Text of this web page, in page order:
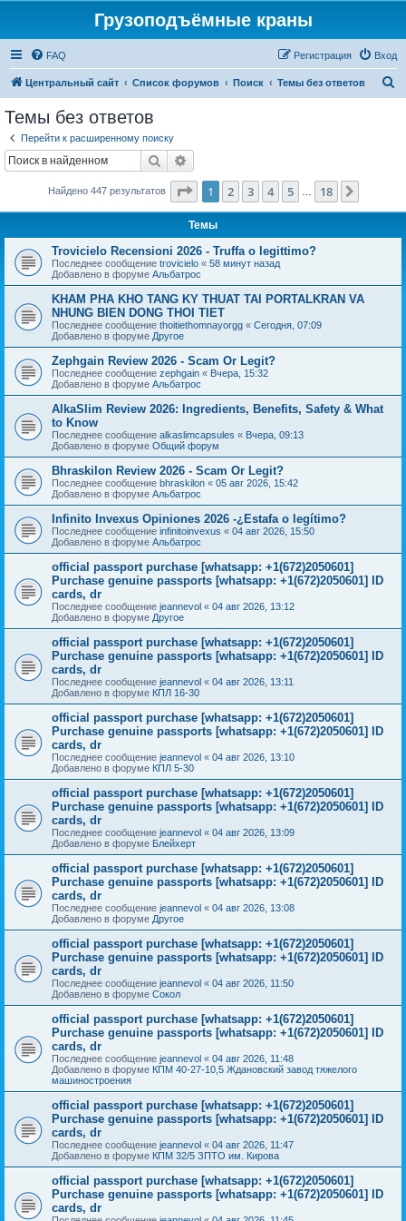
Грузоподъёмные краны
FAQ Вход
Регистрация
Центральный сайт Список форумов Поиск Темы без ответов
Темы без ответов
Перейти к расширенному поиску
Поиск
Найдено 447 результатов Страница из 18
1 2 3 4 5 18
Темы
Trovicielo Recensioni 2026 - Truffa o legittimo?
Последнее сообщение trovicielo « 58 минут назад
Добавлено в форуме Альбатрос
KHAM PHA KHO TANG KY THUAT TAI PORTALKRAN VA
NHUNG BIEN DONG THOI TIET
Последнее сообщение thoitiethomnayorgg « Сегодня, 07:09
Добавлено в форуме Другое
Zephgain Review 2026 - Scam Or Legit?
Последнее сообщение zephgain « Вчера, 15:32
Добавлено в форуме Альбатрос
AlkaSlim Review 2026: Ingredients, Benefits, Safety & What
to Know
Последнее сообщение alkaslimcapsules « Вчера, 09:13
Добавлено в форуме Общий форум
Bhraskilon Review 2026 - Scam Or Legit?
Последнее сообщение bhraskilon « 05 авг 2026, 15:42
Добавлено в форуме Альбатрос
Infinito Invexus Opiniones 2026 -¿Estafa o legítimo?
Последнее сообщение infinitoinvexus « 04 авг 2026, 15:50
Добавлено в форуме Альбатрос
official passport purchase [whatsapp: +1(672)2050601]
Purchase genuine passports [whatsapp: +1(672)2050601] ID
cards, dr
Последнее сообщение jeannevol « 04 авг 2026, 13:12
Добавлено в форуме Другое
official passport purchase [whatsapp: +1(672)2050601]
Purchase genuine passports [whatsapp: +1(672)2050601] ID
cards, dr
Последнее сообщение jeannevol « 04 авг 2026, 13:11
Добавлено в форуме КПЛ 16-30
official passport purchase [whatsapp: +1(672)2050601]
Purchase genuine passports [whatsapp: +1(672)2050601] ID
cards, dr
Последнее сообщение jeannevol « 04 авг 2026, 13:10
Добавлено в форуме КПЛ 5-30
official passport purchase [whatsapp: +1(672)2050601]
Purchase genuine passports [whatsapp: +1(672)2050601] ID
cards, dr
Последнее сообщение jeannevol « 04 авг 2026, 13:09
Добавлено в форуме Блейхерт
official passport purchase [whatsapp: +1(672)2050601]
Purchase genuine passports [whatsapp: +1(672)2050601] ID
cards, dr
Последнее сообщение jeannevol « 04 авг 2026, 13:08
Добавлено в форуме Другое
official passport purchase [whatsapp: +1(672)2050601]
Purchase genuine passports [whatsapp: +1(672)2050601] ID
cards, dr
Последнее сообщение jeannevol « 04 авг 2026, 11:50
Добавлено в форуме Сокол
official passport purchase [whatsapp: +1(672)2050601]
Purchase genuine passports [whatsapp: +1(672)2050601] ID
cards, dr
Последнее сообщение jeannevol « 04 авг 2026, 11:48
Добавлено в форуме КПМ 40-27-10,5 Ждановский завод тяжелого
машиностроения
official passport purchase [whatsapp: +1(672)2050601]
Purchase genuine passports [whatsapp: +1(672)2050601] ID
cards, dr
Последнее сообщение jeannevol « 04 авг 2026, 11:47
Добавлено в форуме КПМ 32/5 ЗПТО им. Кирова
official passport purchase [whatsapp: +1(672)2050601]
Purchase genuine passports [whatsapp: +1(672)2050601] ID
cards, dr